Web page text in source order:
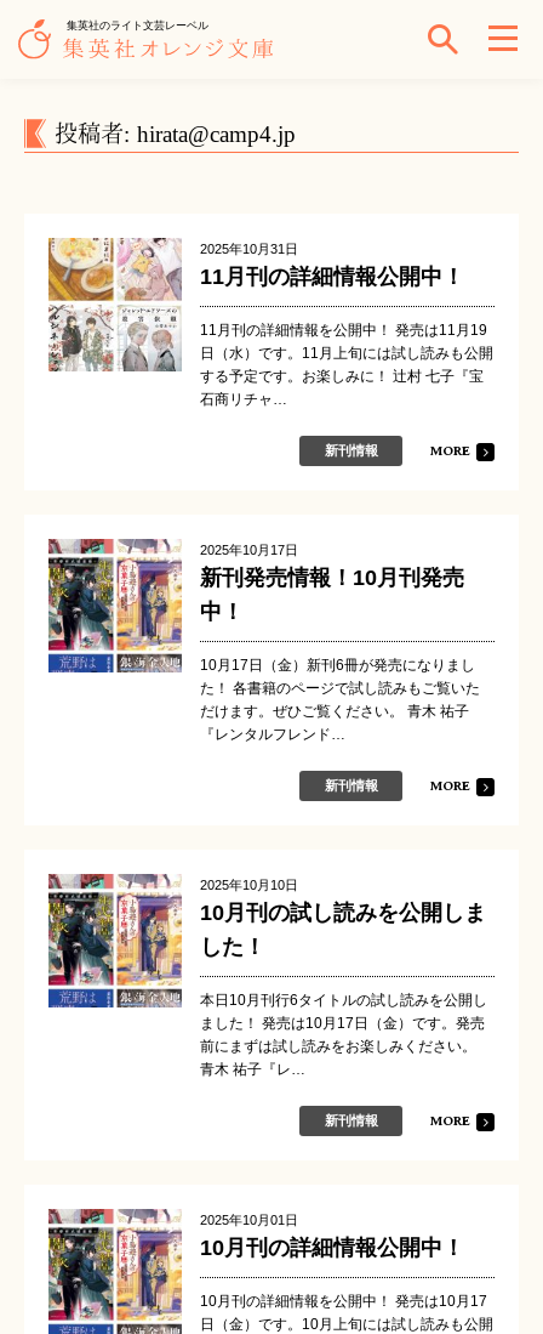
集英社のライト文芸レーベル
投稿者: hirata@camp4.jp
2025年10月31日
11月刊の詳細情報公開中！
11月刊の詳細情報を公開中！ 発売は11月19
日（水）です。11月上旬には試し読みも公開
する予定です。お楽しみに！ 辻村 七子『宝
石商リチャ…
新刊情報 MORE
2025年10月17日
新刊発売情報！10月刊発売
中！
10月17日（金）新刊6冊が発売になりまし
た！ 各書籍のページで試し読みもご覧いた
だけます。ぜひご覧ください。 青木 祐子
『レンタルフレンド…
新刊情報 MORE
2025年10月10日
10月刊の試し読みを公開しま
した！
本日10月刊行6タイトルの試し読みを公開し
ました！ 発売は10月17日（金）です。発売
前にまずは試し読みをお楽しみください。
青木 祐子『レ…
新刊情報 MORE
2025年10月01日
10月刊の詳細情報公開中！
10月刊の詳細情報を公開中！ 発売は10月17
日（金）です。10月上旬には試し読みも公開